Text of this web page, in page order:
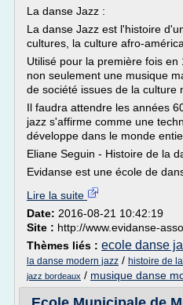
La danse Jazz :
La danse Jazz est l'histoire
cultures, la culture afro-
Utilisé pour la première fois
non seulement une musique
de société issues de la culture
Il faudra attendre les années
jazz s'affirme comme une
développe dans le monde
Eliane Seguin - Histoire de la
Evidanse est une école de
Lire la suite
Date: 2016-08-21 10:42:19
Site : http://www.evidanse-
Thèmes liés : ecole danse
la danse modern jazz / histoire de
jazz bordeaux / musique danse